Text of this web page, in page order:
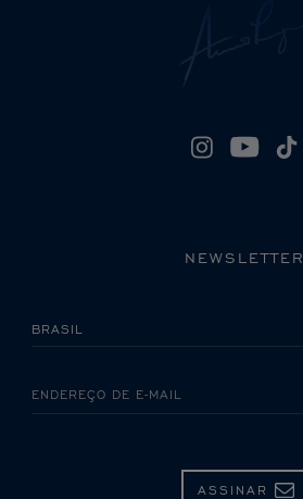
NEWSLETTER
ENDEREÇO DE E-MAIL
ASSINAR